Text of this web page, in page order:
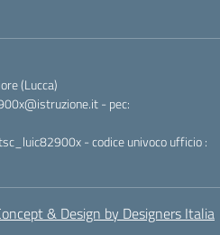
(Lucca)
- pec:
- codice univoco ufficio :
& Design by Designers Italia